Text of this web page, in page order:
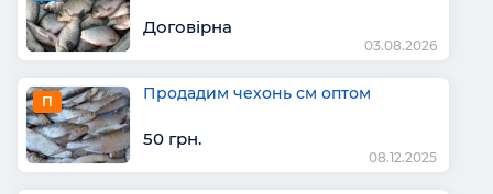
Договірна
03.08.2026
П Продадим чехонь см оптом
50 грн.
08.12.2025